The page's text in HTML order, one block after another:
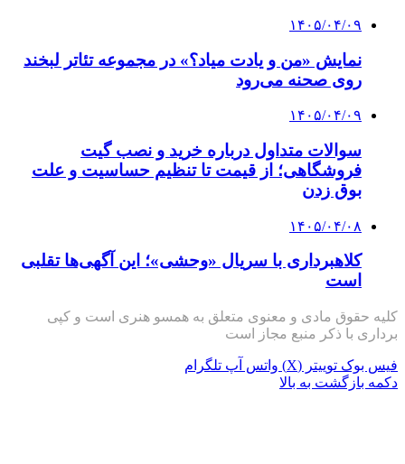
۱۴۰۵/۰۴/۰۹
نمایش «من و یادت میاد؟» در مجموعه تئاتر لبخند
روی صحنه می‌رود
۱۴۰۵/۰۴/۰۹
سوالات متداول درباره خرید و نصب گیت
فروشگاهی؛ از قیمت تا تنظیم حساسیت و علت
بوق زدن
۱۴۰۵/۰۴/۰۸
کلاهبرداری با سریال «وحشی»؛ این آگهی‌ها تقلبی
است
کلیه حقوق مادی و معنوی متعلق به همسو هنری است و کپی
برداری با ذکر منبع مجاز است
فیس بوک توییتر (X) واتس آپ تلگرام
دکمه بازگشت به بالا